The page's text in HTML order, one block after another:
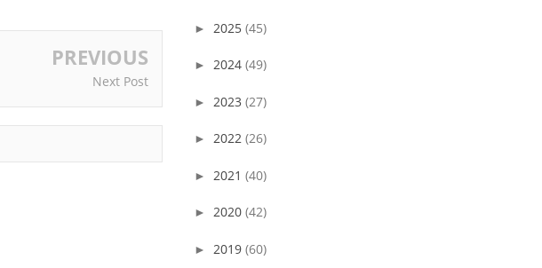
PREVIOUS
Next Post
► 2025 (45)
► 2024 (49)
► 2023 (27)
► 2022 (26)
► 2021 (40)
► 2020 (42)
► 2019 (60)